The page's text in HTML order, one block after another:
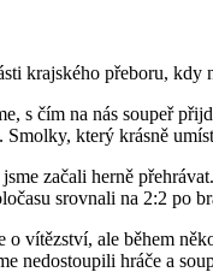
krajského přeboru,
s čím na nás soupeř
který krásně
začali herně
srovnali na 2:2 po
vítězství, ale během
nedostoupili hráče a